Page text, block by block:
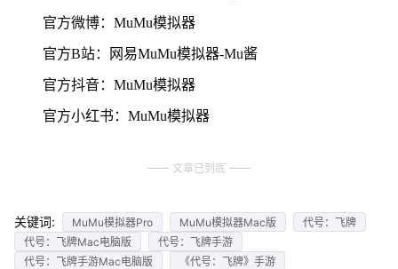
官方微博：MuMu模拟器
官方B站：网易MuMu模拟器-Mu酱
官方抖音：MuMu模拟器
官方小红书：MuMu模拟器
文章已到底
关键词: MuMu模拟器Pro MuMu模拟器Mac版
代号：飞牌
代号：飞牌Mac电脑版
代号：飞牌手游
代号：飞牌手游Mac电脑版
《代号：飞牌》手游